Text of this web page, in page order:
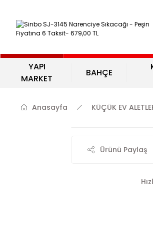
YAPI
MARKET
BAHÇE
Anasayfa KÜÇÜK EV
Ürünü Paylaş